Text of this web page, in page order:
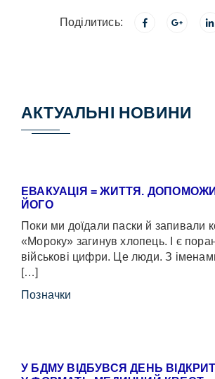
Поділитись:
АКТУАЛЬНІ НОВИНИ
ЕВАКУАЦІЯ = ЖИТТЯ.
ЙОГО
Поки ми доїдали паски й запивали
«Мороку» загинув хлопець. І є
військові цифри. Це люди. З
[…]
Позначки
У БДМУ ВІДБУВСЯ ДЕНЬ